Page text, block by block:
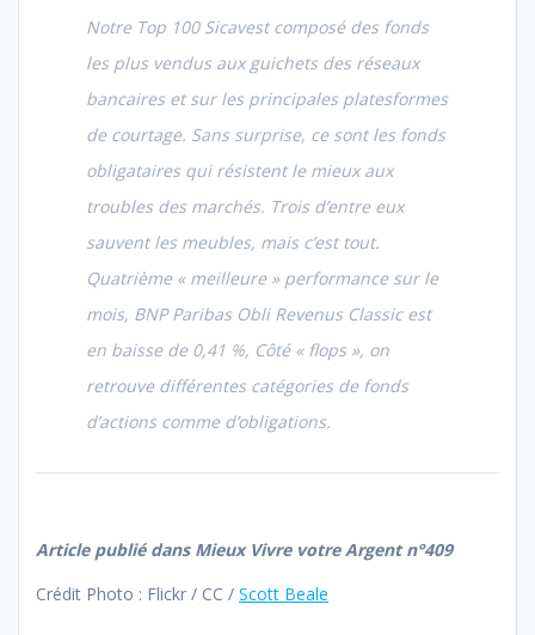
Notre Top 100 Sicavest composé des fonds
les plus vendus aux guichets des réseaux
bancaires et sur les principales platesformes
de courtage. Sans surprise, ce sont les fonds
obligataires qui résistent le mieux aux
troubles des marchés. Trois d’entre eux
sauvent les meubles, mais c’est tout.
Quatrième « meilleure » performance sur le
mois, BNP Paribas Obli Revenus Classic est
en baisse de 0,41 %, Côté « flops », on
retrouve différentes catégories de fonds
d’actions comme d’obligations.
Article publié dans Mieux Vivre votre Argent n°409
Crédit Photo : Flickr / CC / Scott Beale